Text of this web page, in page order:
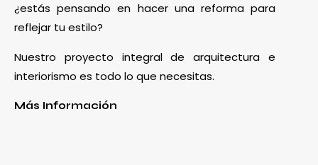
¿estás pensando en hacer una reforma para
reflejar tu estilo?
Nuestro proyecto integral de arquitectura e
interiorismo es todo lo que necesitas.
Más Información